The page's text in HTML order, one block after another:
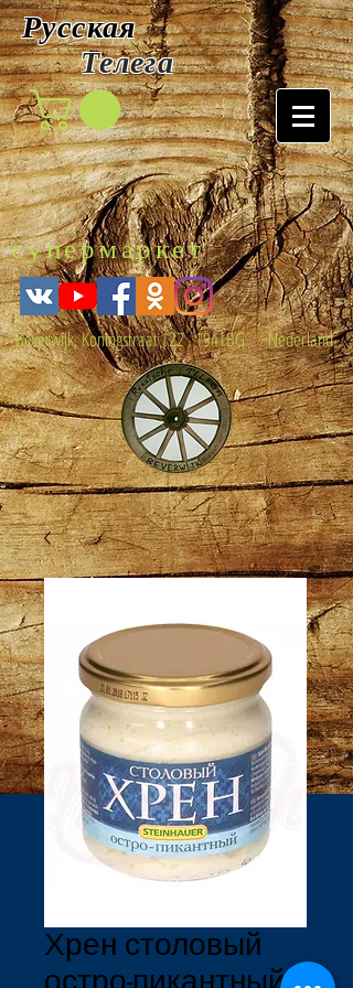
Русская
Телега
супермаркет
Beverwijk, Koningstraat 122 , 1941BG Nederland
Хрен столовый